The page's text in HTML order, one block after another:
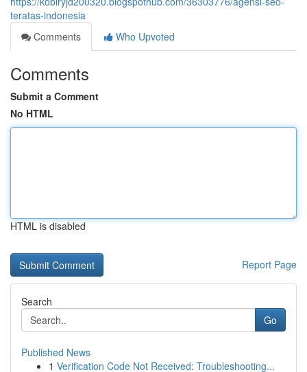
teratas-indonesia
Comments
Who Upvoted
Comments
Submit a Comment
No HTML
HTML is disabled
Report Page
Search
Go
Published News
1 Verification Code Not Received: Troubleshooting...